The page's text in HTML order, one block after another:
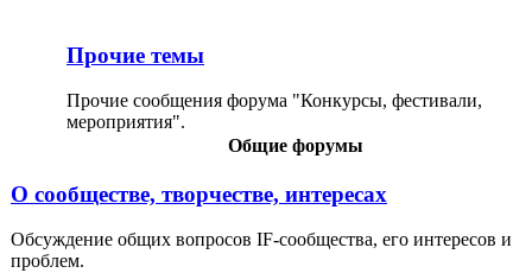
Прочие темы
Прочие сообщения форума "Конкурсы, фестивали,
мероприятия".
Общие форумы
О сообществе, творчестве, интересах
Обсуждение общих вопросов IF-сообщества, его интересов и
проблем.